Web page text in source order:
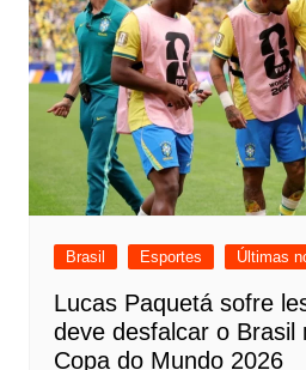
Brasil Esportes Últimas
Lucas Paquetá sofre
deve desfalcar o Brasil
Copa do Mundo 2026